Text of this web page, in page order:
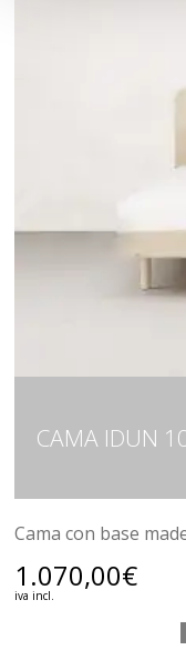
CAMA IDUN
Cama con base
1.070,00€
iva incl.